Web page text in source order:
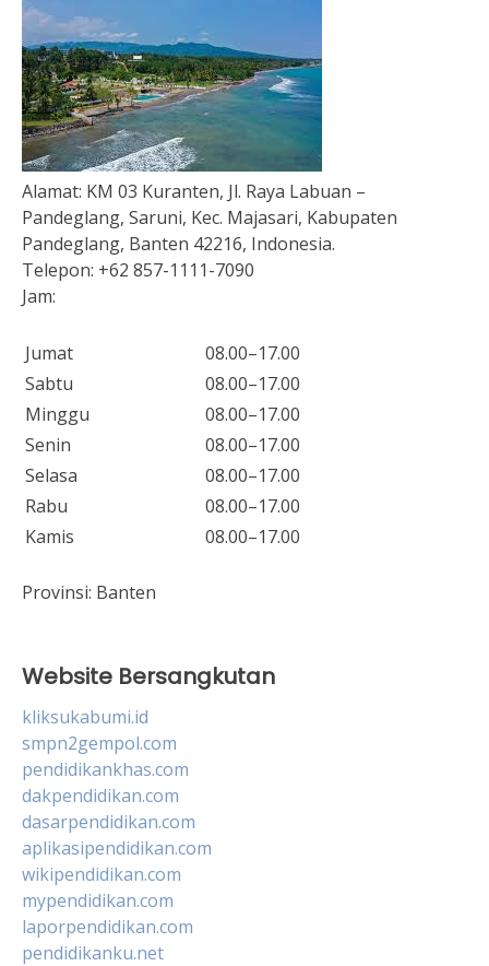
Alamat: KM 03 Kuranten, Jl. Raya Labuan –
Pandeglang, Saruni, Kec. Majasari, Kabupaten
Pandeglang, Banten 42216, Indonesia.
Telepon: +62 857-1111-7090
Jam:
Jumat
08.00–17.00
Sabtu
08.00–17.00
Minggu
08.00–17.00
Senin
08.00–17.00
Selasa
08.00–17.00
Rabu
08.00–17.00
Kamis
08.00–17.00
Provinsi: Banten
Website Bersangkutan
kliksukabumi.id
smpn2gempol.com
pendidikankhas.com
dakpendidikan.com
dasarpendidikan.com
aplikasipendidikan.com
wikipendidikan.com
mypendidikan.com
laporpendidikan.com
pendidikanku.net